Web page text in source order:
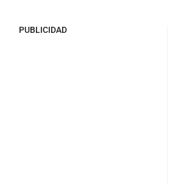
PUBLICIDAD